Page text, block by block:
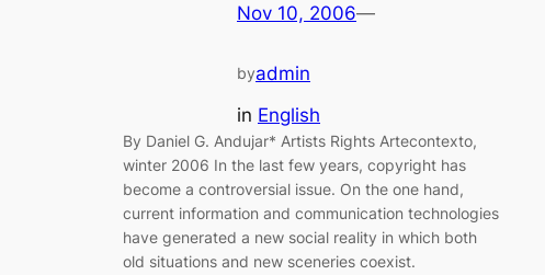
Nov 10, 2006—
byadmin
in English
By Daniel G. Andujar* Artists Rights Artecontexto,
winter 2006 In the last few years, copyright has
become a controversial issue. On the one hand,
current information and communication technologies
have generated a new social reality in which both
old situations and new sceneries coexist.